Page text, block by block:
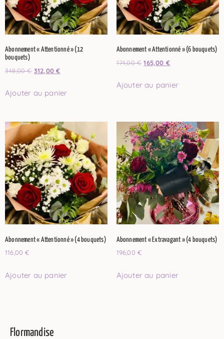
Abonnement « Attentionné » (12
bouquets)
348,00€ 312,00€
Ajouter au panier
Abonnement « Attentionné » (6 bouquets)
174,00€ 165,00 €
Ajouter au panier
Abonnement « Attentionné » (4 bouquets)
116,00€
Ajouter au panier
Abonnement « Extravagant » (4 bouquets)
196,00 €
Ajouter au panier
Flormandise